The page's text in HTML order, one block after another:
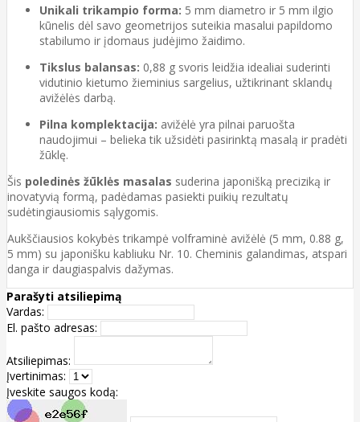
Unikali trikampio forma: 5 mm diametro ir 5 mm ilgio
kūnelis dėl savo geometrijos suteikia masalui papildomo
stabilumo ir įdomaus judėjimo žaidimo.
Tikslus balansas: 0,88 g svoris leidžia idealiai suderinti
vidutinio kietumo žieminius sargelius, užtikrinant sklandų
avižėlės darbą.
Pilna komplektacija: avižėlė yra pilnai paruošta
naudojimui – belieka tik užsidėti pasirinktą masalą ir pradėti
žūklę.
Šis poledinės žūklės masalas suderina japonišką preciziką ir
inovatyvią formą, padėdamas pasiekti puikių rezultatų
sudėtingiausiomis sąlygomis.
Aukščiausios kokybės trikampė volframinė avižėlė (5 mm, 0.88 g,
5 mm) su japonišku kabliuku Nr. 10. Cheminis galandimas, atspari
danga ir daugiaspalvis dažymas.
Parašyti atsiliepimą
Vardas:
El. pašto adresas:
Atsiliepimas:
Įvertinimas:
Įveskite saugos kodą: